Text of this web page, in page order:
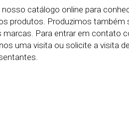
nosso catálogo online para
produtos. Produzimos também
marcas. Para entrar em contato
uma visita ou solicite a visita